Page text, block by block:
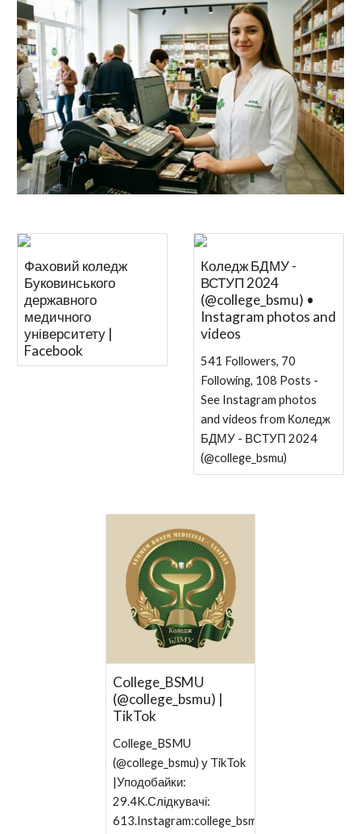
Фаховий коледж
Буковинського
державного
медичного
університету |
Facebook
Коледж БДМУ -
ВСТУП 2024
(@college_bsmu) •
Instagram photos and
videos
541 Followers, 70
Following, 108 Posts -
See Instagram photos
and videos from Коледж
БДМУ - ВСТУП 2024
(@college_bsmu)
College_BSMU
(@college_bsmu) |
TikTok
College_BSMU
(@college_bsmu) у TikTok
|Уподобайки:
29.4K.Слідкувачі:
613.Instagram:college_bsmu